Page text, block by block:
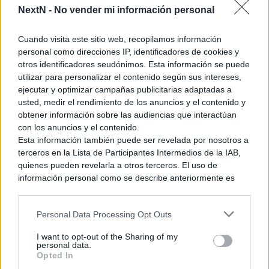
NextN - No vender mi información personal
Cuando visita este sitio web, recopilamos información
personal como direcciones IP, identificadores de cookies y
otros identificadores seudónimos. Esta información se puede
utilizar para personalizar el contenido según sus intereses,
ejecutar y optimizar campañas publicitarias adaptadas a
usted, medir el rendimiento de los anuncios y el contenido y
obtener información sobre las audiencias que interactúan
con los anuncios y el contenido.
Esta información también puede ser revelada por nosotros a
terceros en la Lista de Participantes Intermedios de la IAB,
quienes pueden revelarla a otros terceros. El uso de
información personal como se describe anteriormente es
generamos contenido relevante para nuestra audiencia.
recopilación y uso de datos en nuestra Política de
Privacidad.
Personal Data Processing Opt Outs
I want to opt-out of the Sharing of my
personal data.
Opted In
Una anécdota que nos contó es que su tío de 65 años, que
sobrino. Empezó con la dificultad más fácil, pero ya ha
llegado a pasárselo en su mayor dificultady conmás de
3000 horas jugadas. Con esto en mente, y también las
reseñas de algunos jugadores, tienen pensadoañadir una
nueva dificultad,«No Hope» (sin esperanza). Un reto que, lo
que más esperan, es que la gente llegue lo más lejos posible,
algo imposible de pasar, aunque luego hay personas que…
Según los datos recogidos en su versión de PC, la media de
horas jugadas fueron de
fueron aniquilados más de2’6 billones(en números sería
así 2.600.000.000.000). Apenas hicieron publicidad, ya que
streamerslo retrasmitieron, dándolo así a conocer a todo el
mundo.